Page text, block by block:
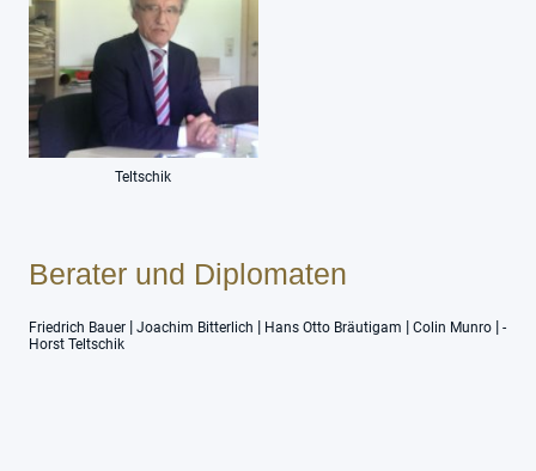
Teltschik
Berater und Diplomaten
Friedrich Bauer | Joachim Bitterlich | Hans Otto Bräutigam | Colin Munro | -
Horst Teltschik